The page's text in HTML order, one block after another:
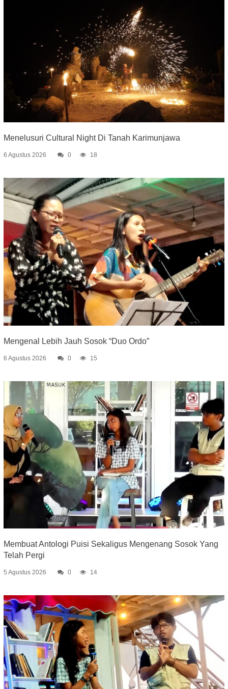
Menelusuri Cultural Night Di Tanah Karimunjawa
6 Agustus 2026 0 18
Mengenal Lebih Jauh Sosok “Duo Ordo”
6 Agustus 2026 0 15
Membuat Antologi Puisi Sekaligus Mengenang Sosok Yang
Telah Pergi
5 Agustus 2026 0 14